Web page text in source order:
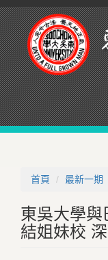
首頁
最新一期
東吳大學與
結姐妹校